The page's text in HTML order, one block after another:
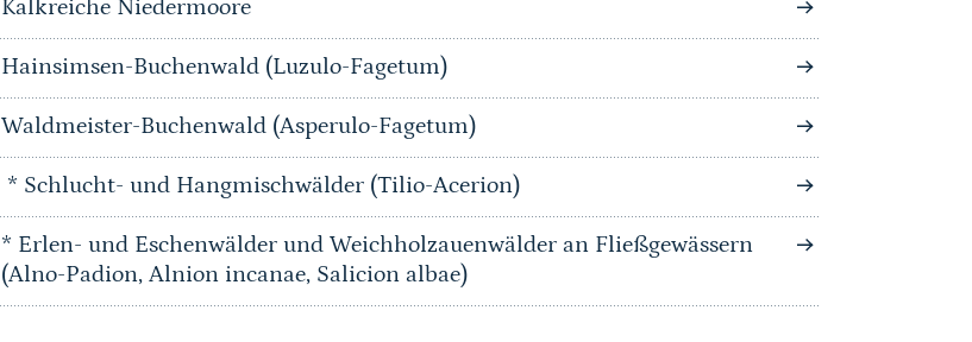
Kalkreiche Niedermoore
Hainsimsen-Buchenwald (Luzulo-Fagetum)
Waldmeister-Buchenwald (Asperulo-Fagetum)
* Schlucht- und Hangmischwälder (Tilio-Acerion)
* Erlen- und Eschenwälder und Weichholzauenwälder an Fließgewässern
(Alno-Padion, Alnion incanae, Salicion albae)